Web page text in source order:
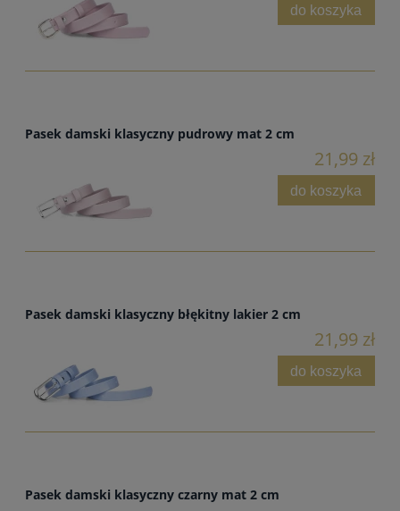
do koszyka
Pasek damski klasyczny pudrowy mat 2 cm
21,99 zł
do koszyka
Pasek damski klasyczny błękitny lakier 2 cm
21,99 zł
do koszyka
Pasek damski klasyczny czarny mat 2 cm